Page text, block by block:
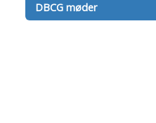
DBCG møder